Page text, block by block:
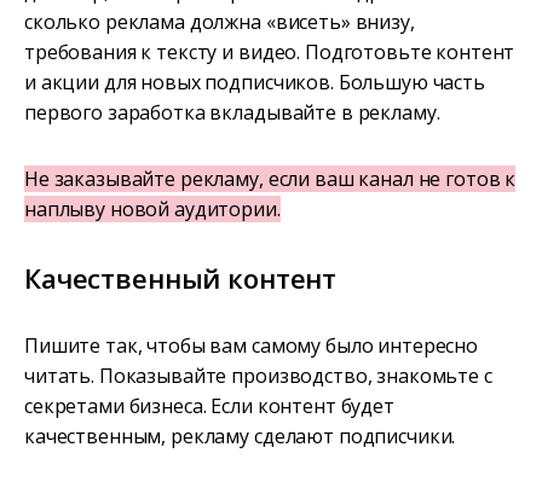
сколько реклама должна «висеть» внизу,
требования к тексту и видео. Подготовьте контент
и акции для новых подписчиков. Большую часть
первого заработка вкладывайте в рекламу.
Не заказывайте рекламу, если ваш канал не готов к
наплыву новой аудитории.
Качественный контент
Пишите так, чтобы вам самому было интересно
читать. Показывайте производство, знакомьте с
секретами бизнеса. Если контент будет
качественным, рекламу сделают подписчики.